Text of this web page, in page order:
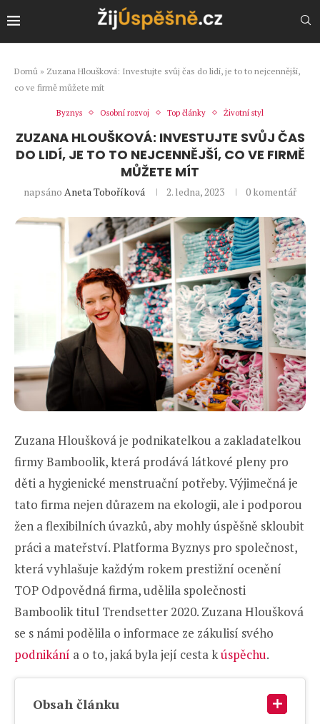
Domů » Zuzana Hloušková: Investujte svůj čas do lidí, je to to nejcennější,
co ve firmě můžete mít
Byznys Osobní rozvoj Top články Životní styl
ZUZANA HLOUŠKOVÁ: INVESTUJTE SVŮJ ČAS
DO LIDÍ, JE TO TO NEJCENNĚJŠÍ, CO VE FIRMĚ
MŮŽETE MÍT
napsáno Aneta Toboříková 2. ledna, 2023 0 komentář
Zuzana Hloušková je podnikatelkou a zakladatelkou
firmy Bamboolik, která prodává látkové pleny pro
děti a hygienické menstruační potřeby. Výjimečná je
tato firma nejen důrazem na ekologii, ale i podporou
žen a flexibilních úvazků, aby mohly úspěšně skloubit
práci a mateřství. Platforma Byznys pro společnost,
která vyhlašuje každým rokem prestižní ocenění
TOP Odpovědná firma, udělila společnosti
Bamboolik titul Trendsetter 2020. Zuzana Hloušková
se s námi podělila o informace ze zákulisí svého
podnikání a o to, jaká byla její cesta kúspěchu.
Obsah článku